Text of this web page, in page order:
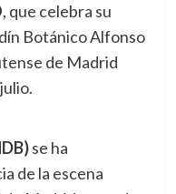
, que celebra su
Botánico Alfonso
de Madrid
se ha
de la escena